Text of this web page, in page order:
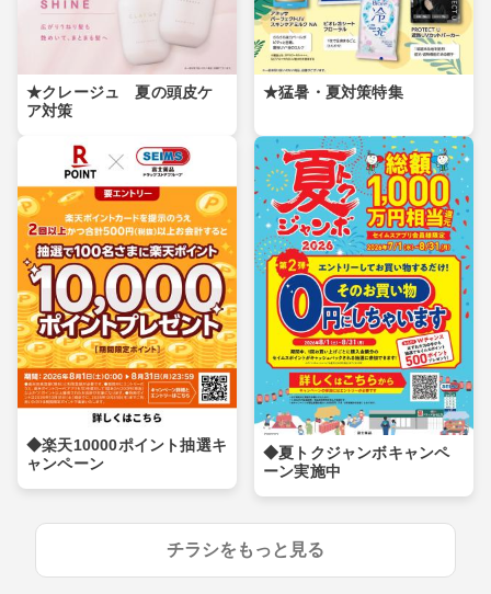
★クレージュ 夏の頭皮ケ
ア対策
★猛暑・夏対策特集
◆楽天10000ポイント抽選キ
ャンペーン
◆夏トクジャンボキャンペ
ーン実施中
チラシをもっと見る